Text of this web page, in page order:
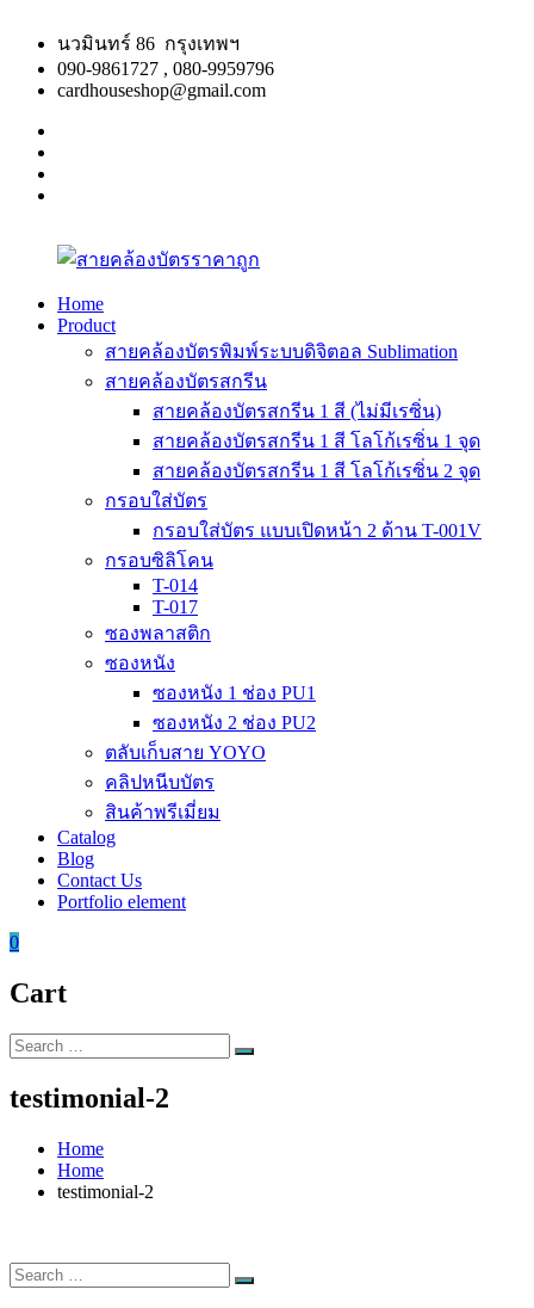
content
นวมินทร์ 86 กรุงเทพฯ
090-9861727 , 080-9959796
cardhouseshop@gmail.com
สาย
สินค้า
Home
Product
สายคล้องบัตรพิมพ์ระบบดิจิตอล Sublimation
สายคล้องบัตรสกรีน
สายคล้องบัตรสกรีน 1 สี (ไม่มีเรซิ่น)
สายคล้องบัตรสกรีน 1 สี โลโก้เรซิ่น 1 จุด
สายคล้องบัตรสกรีน 1 สี โลโก้เรซิ่น 2 จุด
กรอบใส่บัตร
กรอบใส่บัตร แบบเปิดหน้า 2 ด้าน T-001V
กรอบซิลิโคน
T-014
T-017
ซองพลาสติก
ซองหนัง
ซองหนัง 1 ช่อง PU1
ซองหนัง 2 ช่อง PU2
ตลับเก็บสาย YOYO
คลิปหนีบบัตร
สินค้าพรีเมี่ยม
Catalog
Blog
Contact Us
Portfolio element
0
Cart
Search
for:
Search
testimonial-2
Home
Home
testimonial-2
Search
for:
Search